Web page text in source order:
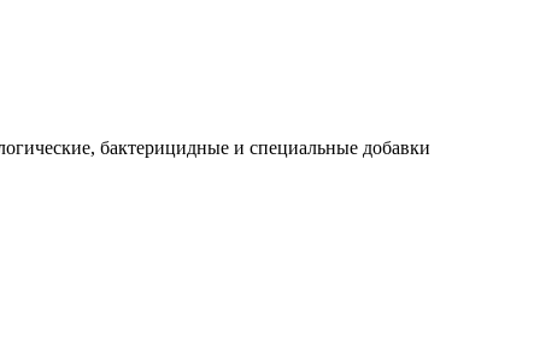
бактерицидные и специальные добавки